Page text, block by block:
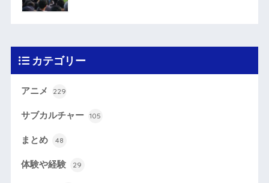
カテゴリー
アニメ 229
サブカルチャー 105
まとめ 48
体験や経験 29